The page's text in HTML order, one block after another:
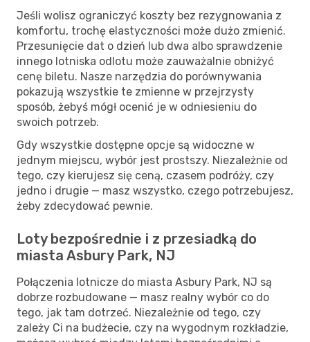
Jeśli wolisz ograniczyć koszty bez rezygnowania z
komfortu, trochę elastyczności może dużo zmienić.
Przesunięcie dat o dzień lub dwa albo sprawdzenie
innego lotniska odlotu może zauważalnie obniżyć
cenę biletu. Nasze narzędzia do porównywania
pokazują wszystkie te zmienne w przejrzysty
sposób, żebyś mógł ocenić je w odniesieniu do
swoich potrzeb.
Gdy wszystkie dostępne opcje są widoczne w
jednym miejscu, wybór jest prostszy. Niezależnie od
tego, czy kierujesz się ceną, czasem podróży, czy
jedno i drugie — masz wszystko, czego potrzebujesz,
żeby zdecydować pewnie.
Loty bezpośrednie i z przesiadką do
miasta Asbury Park, NJ
Połączenia lotnicze do miasta Asbury Park, NJ są
dobrze rozbudowane — masz realny wybór co do
tego, jak tam dotrzeć. Niezależnie od tego, czy
zależy Ci na budżecie, czy na wygodnym rozkładzie,